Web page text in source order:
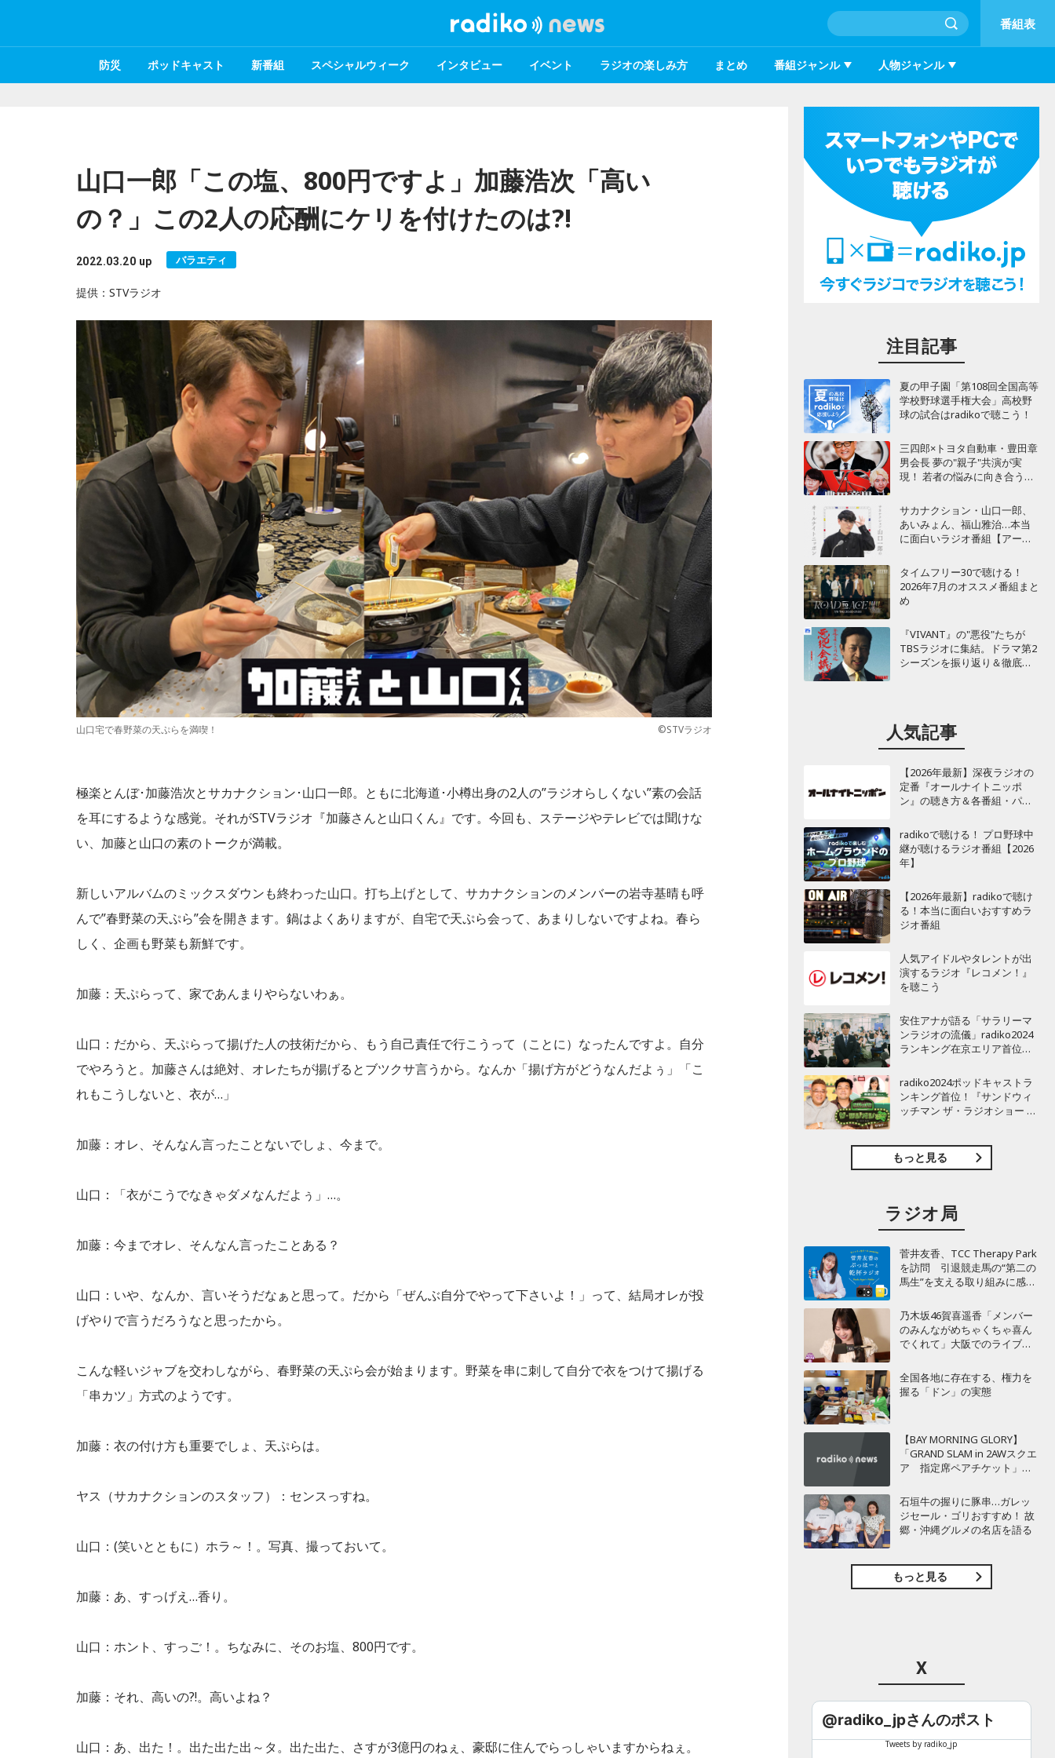
番組表
防災 ポッドキャスト 新番組 スペシャルウィーク インタビュー イベント ラジオの楽しみ方 まとめ 番組ジャンル 人物ジャンル
山口一郎「この塩、800円ですよ」加藤浩次「高い
の？」この2人の応酬にケリを付けたのは?!
2022.03.20 up バラエティ
提供：STVラジオ
山口宅で春野菜の天ぷらを満喫！ ©STVラジオ
極楽とんぼ･加藤浩次とサカナクション･山口一郎。ともに北海道･小樽出身の2人の”ラジオらしくない”素の会話
を耳にするような感覚。それがSTVラジオ『加藤さんと山口くん』です。今回も、ステージやテレビでは聞けな
い、加藤と山口の素のトークが満載。
新しいアルバムのミックスダウンも終わった山口。打ち上げとして、サカナクションのメンバーの岩寺基晴も呼
んで”春野菜の天ぷら”会を開きます。鍋はよくありますが、自宅で天ぷら会って、あまりしないですよね。春ら
しく、企画も野菜も新鮮です。
加藤：天ぷらって、家であんまりやらないわぁ。
山口：だから、天ぷらって揚げた人の技術だから、もう自己責任で行こうって（ことに）なったんですよ。自分
でやろうと。加藤さんは絶対、オレたちが揚げるとブツクサ言うから。なんか「揚げ方がどうなんだよぅ」「こ
れもこうしないと、衣が…」
加藤：オレ、そんなん言ったことないでしょ、今まで。
山口：「衣がこうでなきゃダメなんだよぅ」…。
加藤：今までオレ、そんなん言ったことある？
山口：いや、なんか、言いそうだなぁと思って。だから「ぜんぶ自分でやって下さいよ！」って、結局オレが投
げやりで言うだろうなと思ったから。
こんな軽いジャブを交わしながら、春野菜の天ぷら会が始まります。野菜を串に刺して自分で衣をつけて揚げる
「串カツ」方式のようです。
加藤：衣の付け方も重要でしょ、天ぷらは。
ヤス（サカナクションのスタッフ）：センスっすね。
山口：(笑いとともに）ホラ～！。写真、撮っておいて。
加藤：あ、すっげえ…香り。
山口：ホント、すっご！。ちなみに、そのお塩、800円です。
加藤：それ、高いの?!。高いよね？
山口：あ、出た！。出た出た出～タ。出た出た、さすが3億円のねぇ、豪邸に住んでらっしゃいますからねぇ。
注目記事
夏の甲子園「第108回全国高等
学校野球選手権大会」高校野
球の試合はradikoで聴こう！
三四郎×トヨタ自動車・豊田章
男会長 夢の"親子"共演が実
現！ 若者の悩みに向き合うポ
サカナクション・山口一郎、
あいみょん、福山雅治…本当
に面白いラジオ番組【アーテ
タイムフリー30で聴ける！
2026年7月のオススメ番組まと
め
『VIVANT』の"悪役"たちが
TBSラジオに集結。ドラマ第2
シーズンを振り返り＆徹底考
人気記事
【2026年最新】深夜ラジオの
定番『オールナイトニッポ
ン』の聴き方＆各番組・パー
radikoで聴ける！ プロ野球中
継が聴けるラジオ番組【2026
年】
【2026年最新】radikoで聴け
る！本当に面白いおすすめラ
ジオ番組
人気アイドルやタレントが出
演するラジオ『レコメン！』
を聴こう
安住アナが語る「サラリーマ
ンラジオの流儀」radiko2024
ランキング在京エリア首位
曜天国』インタビュー
radiko2024ポッドキャストラ
ンキング首位！『サンドウィ
ッチマン ザ・ラジオショー サ
もっと見る
ラジオ局
菅井友香、TCC Therapy Park
を訪問 引退競走馬の“第二の
馬生”を支える取り組みに感
乃木坂46賀喜遥香「メンバー
のみんながめちゃくちゃ喜ん
でくれて」大阪でのライブで
れ”とは？
全国各地に存在する、権力を
握る「ドン」の実態
【BAY MORNING GLORY】
「GRAND SLAM in 2AWスクエ
ア 指定席ペアチケット」を3
石垣牛の握りに豚串…ガレッ
ジセール・ゴリおすすめ！ 故
郷・沖縄グルメの名店を語る
もっと見る
X
@radiko_jpさんのポスト
Tweets by radiko_jp